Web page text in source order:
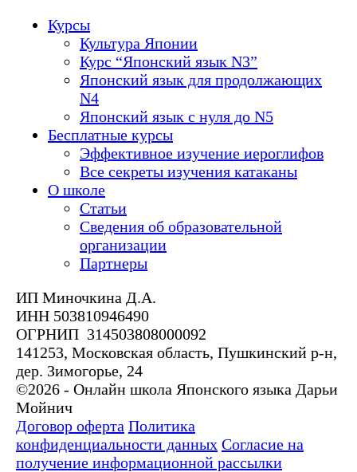
Курсы
Культура Японии
Курс “Японский язык N3”
Японский язык для продолжающих
N4
Японский язык с нуля до N5
Бесплатные курсы
Эффективное изучение иероглифов
Все секреты изучения катаканы
О школе
Статьи
Сведения об образовательной
организации
Партнеры
ИП Миночкина Д.А.
ИНН 503810946490
ОГРНИП 314503808000092
141253, Московская область, Пушкинский р-н,
дер. Зимогорье, 24
©2026 - Онлайн школа Японского языка Дарьи
Мойнич
Договор оферта Политика
конфиденциальности данных Согласие на
получение информационной рассылки